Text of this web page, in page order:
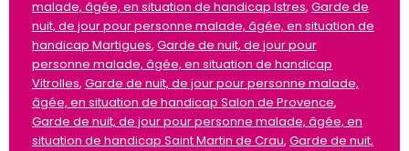
malade, âgée, en situation de handicap Istres, Garde de
nuit, de jour pour personne malade, âgée, en situation de
handicap Martigues, Garde de nuit, de jour pour
personne malade, âgée, en situation de handicap
Vitrolles, Garde de nuit, de jour pour personne malade,
âgée, en situation de handicap Salon de Provence,
Garde de nuit, de jour pour personne malade, âgée, en
situation de handicap Saint Martin de Crau, Garde de nuit,